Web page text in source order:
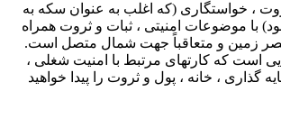
، خواستگاری (که اغلب به عنوان سکه به
موضوعات امنیتی ، ثبات و ثروت همراه
زمین و متعاقباً جهت شمال متصل است.
است که کارتهای مرتبط با امنیت شغلی ،
، خانه ، پول و ثروت را پیدا خواهید